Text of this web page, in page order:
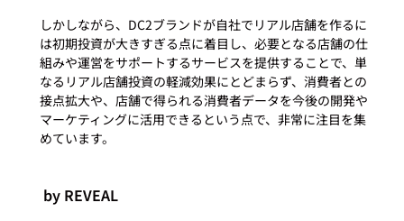
しかしながら、DC2ブランドが自社でリアル店舗を作るに
は初期投資が大きすぎる点に着目し、必要となる店舗の仕
組みや運営をサポートするサービスを提供することで、単
なるリアル店舗投資の軽減効果にとどまらず、消費者との
接点拡大や、店舗で得られる消費者データを今後の開発や
マーケティングに活用できるという点で、非常に注目を集
by REVEAL